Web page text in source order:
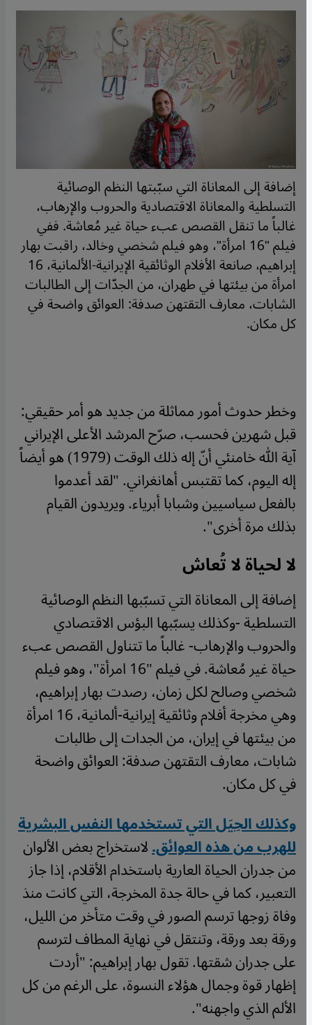
إضافة إلى المعاناة التي سبّبتها النظم الوصائية
التسلطية والمعاناة الاقتصادية والحروب والإرهاب،
غالباً ما تنقل القصص عبء حياة غير مُعاشة. ففي
فيلم "16 امرأة"، وهو فيلم شخصي وخالد، راقبت بهار
إبراهيم، صانعة الأفلام الوثائقية الإيرانية-الألمانية، 16
امرأة من بيئتها في طهران، من الجدّات إلى الطالبات
الشابات، معارف التقتهن صدفة: العوائق واضحة في
كل مكان.
وخطر حدوث أمور مماثلة من جديد هو أمر حقيقي:
قبل شهرين فحسب، صرّح المرشد الأعلى الإيراني
آية الله خامنئي أنّ إله ذلك الوقت (1979) هو أيضاً
إله اليوم، كما تقتبس أهانغراني. "لقد أعدموا
بالفعل سياسيين وشبابا أبرياء. ويريدون القيام
بذلك مرة أخرى".
لا لحياة لا تُعاش
إضافة إلى المعاناة التي تسبّبها النظم الوصائية
التسلطية -وكذلك يسبّبها البؤس الاقتصادي
والحروب والإرهاب- غالباً ما تتناول القصص عبء
حياة غير مُعاشة. في فيلم "16 امرأة"، وهو فيلم
شخصي وصالح لكل زمان، رصدت بهار إبراهيم،
وهي مخرجة أفلام وثائقية إيرانية-ألمانية، 16 امرأة
من بيئتها في إيران، من الجدات إلى طالبات
شابات، معارف التقتهن صدفة: العوائق واضحة
في كل مكان.
وكذلك الحِيَل التي تستخدمها النفس البشرية
للهرب من هذه العوائق.لاستخراج بعض الألوان
من جدران الحياة العارية باستخدام الأقلام، إذا جاز
التعبير، كما في حالة جدة المخرجة، التي كانت منذ
وفاة زوجها ترسم الصور في وقت متأخر من الليل،
ورقة بعد ورقة، وتنتقل في نهاية المطاف لترسم
على جدران شقتها. تقول بهار إبراهيم: "أردت
إظهار قوة وجمال هؤلاء النسوة، على الرغم من كل
الألم الذي واجهنه".